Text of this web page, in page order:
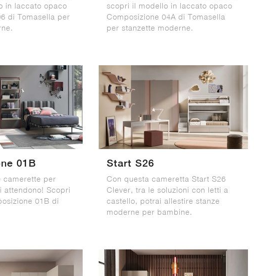
in laccato opaco
di Tomasella per
scopri il modello in laccato opaco
Composizione 04A di Tomasella
per stanzette moderne.
01B
camerette per
attendono! Scopri
01B di
Start S26
Con questa cameretta Start S26
Clever, tra le soluzioni con letti a
castello, potrai allestire stanze
moderne per bambine.